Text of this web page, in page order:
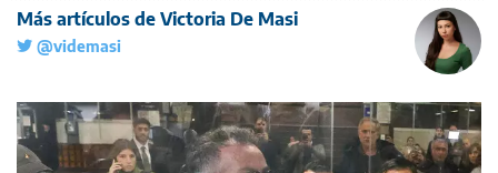
Más artículos de Victoria De Masi
@videmasi